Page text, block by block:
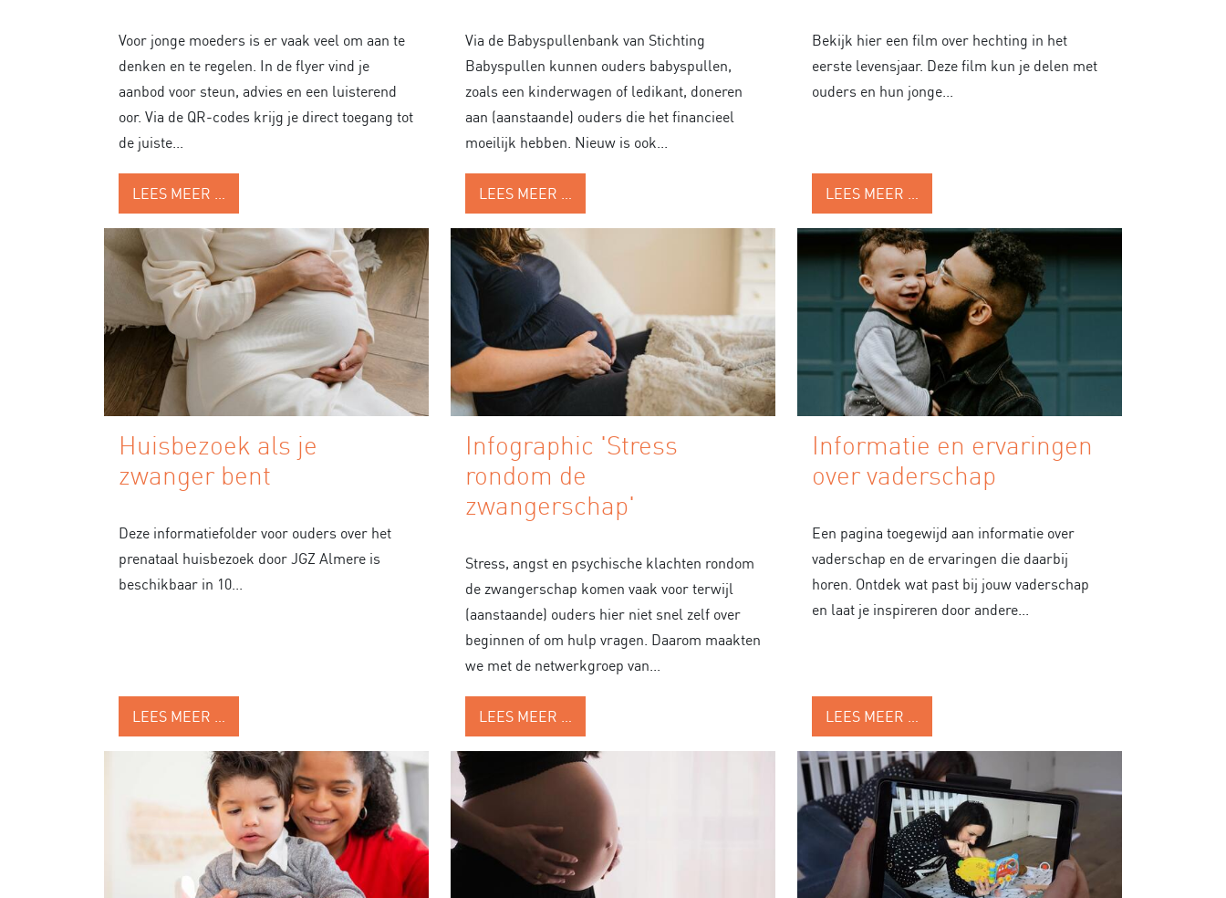
Voor jonge moeders is er vaak veel om aan te
denken en te regelen. In de flyer vind je
aanbod voor steun, advies en een luisterend
oor. Via de QR-codes krijg je direct toegang tot
de juiste...
LEES MEER …
Via de Babyspullenbank van Stichting
Babyspullen kunnen ouders babyspullen,
zoals een kinderwagen of ledikant, doneren
aan (aanstaande) ouders die het financieel
moeilijk hebben. Nieuw is ook...
LEES MEER …
Bekijk hier een film over hechting in het
eerste levensjaar. Deze film kun je delen met
ouders en hun jonge...
LEES MEER …
Huisbezoek als je
zwanger bent
Deze informatiefolder voor ouders over het
prenataal huisbezoek door JGZ Almere is
beschikbaar in 10...
LEES MEER …
Infographic 'Stress
rondom de
zwangerschap'
Stress, angst en psychische klachten rondom
de zwangerschap komen vaak voor terwijl
(aanstaande) ouders hier niet snel zelf over
beginnen of om hulp vragen. Daarom maakten
we met de netwerkgroep van...
LEES MEER …
Informatie en ervaringen
over vaderschap
Een pagina toegewijd aan informatie over
vaderschap en de ervaringen die daarbij
horen. Ontdek wat past bij jouw vaderschap
en laat je inspireren door andere...
LEES MEER …